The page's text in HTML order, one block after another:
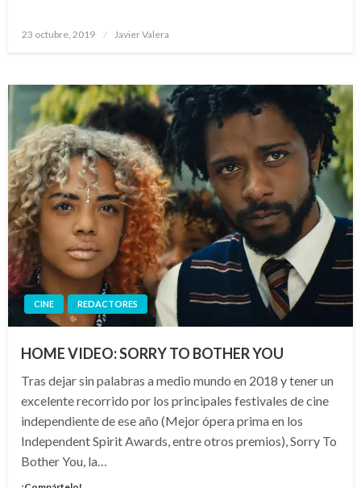
Publicado
23 octubre, 2019 Javier Valera
CINE REDACTORES
HOME VIDEO: SORRY TO BOTHER YOU
Tras dejar sin palabras a medio mundo en 2018 y tener un
excelente recorrido por los principales festivales de cine
independiente de ese año (Mejor ópera prima en los
Independent Spirit Awards, entre otros premios), Sorry To
Bother You, la…